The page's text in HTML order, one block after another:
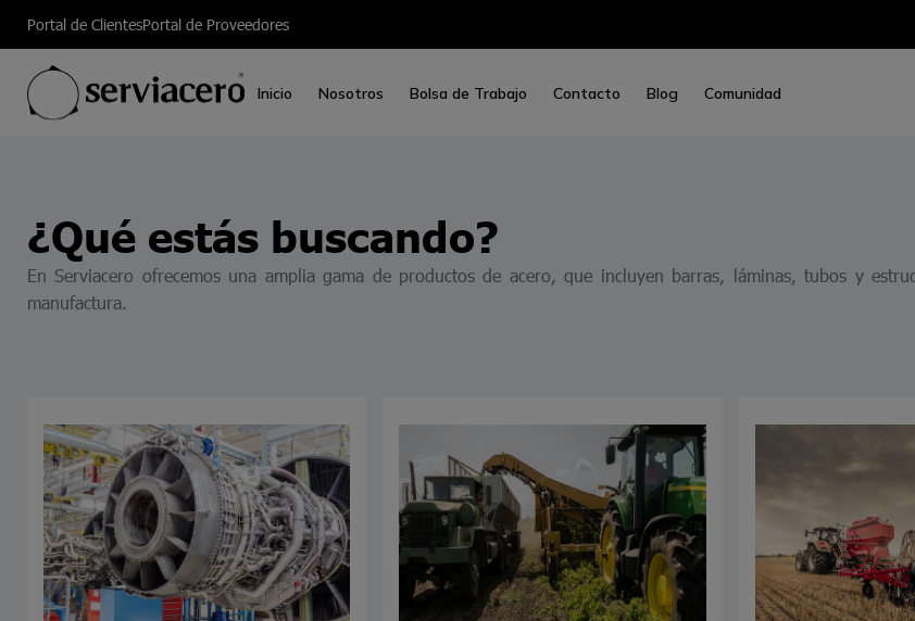
Portal de ClientesPortal de Proveedores
Inicio Nosotros Bolsa de Trabajo Contacto Blog Comunidad
¿Qué estás buscando?
En Serviacero ofrecemos una amplia gama de productos de acero, que incluyen barras, láminas, tubos y
manufactura.